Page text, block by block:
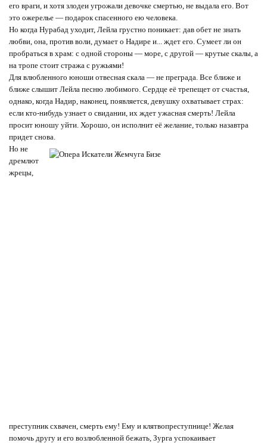
его враги, и хотя злодеи угрожали девочке смертью, не выдала его. Вот
это ожерелье — подарок спасенного ею человека.
Но когда Нурабад уходит, Лейла грустно поникает: дав обет не знать
любви, она, против воли, думает о Надире и... ждет его. Сумеет ли он
пробраться в храм: с одной стороны — море, с другой — крутые скалы, а
на тропе стоит стража с ружьями!
Для влюбленного юноши отвесная скала — не преграда. Все ближе и
ближе слышит Лейла песню любимого. Сердце её трепещет от счастья,
однако, когда Надир, наконец, появляется, девушку охватывает страх:
если кто-нибудь узнает о свидании, их ждет ужасная смерть! Лейла
просит юношу уйти. Хорошо, он исполнит её желание, только назавтра
придет снова.
Но не
дремлют
жрецы,
преступник схвачен, смерть ему! Ему и клятвопреступнице! Желая
помочь другу и его возлюбленной бежать, Зурга успокаивает